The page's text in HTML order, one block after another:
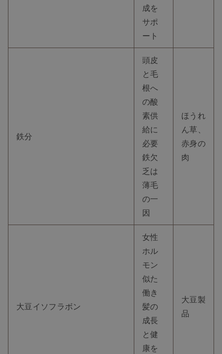
成を
サポ
ート
鉄分
頭皮
と毛
根へ
の酸
素供
給に
必要
鉄欠
乏は
薄毛
の一
因
ほうれ
ん草、
赤身の
肉
大豆イソフラボン
女性
ホル
モン
似た
働き
髪の
成長
と健
康を
大豆製
品